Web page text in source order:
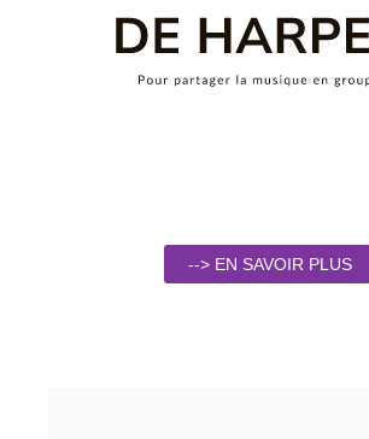
--> EN SAVOIR PLUS